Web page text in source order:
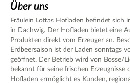
Über uns
Fräulein Lottas Hofladen befindet sich
in Dachwig. Der Hofladen bietet eine
Produkten direkt vom Erzeuger an.
Erdbeersaison ist der Laden sonntags
geöffnet. Der Betrieb wird von Bosse/
bekannt für seine frischen
Hofladen ermöglicht es Kunden,